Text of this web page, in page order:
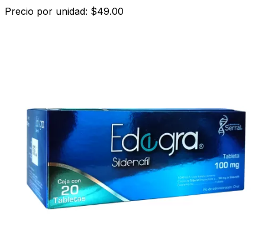
Precio por unidad: $49.00